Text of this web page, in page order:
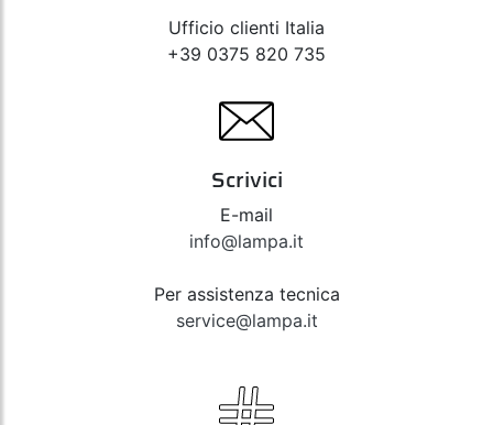
Ufficio clienti Italia
+39 0375 820 735
Scrivici
E-mail
info@lampa.it
Per assistenza tecnica
service@lampa.it